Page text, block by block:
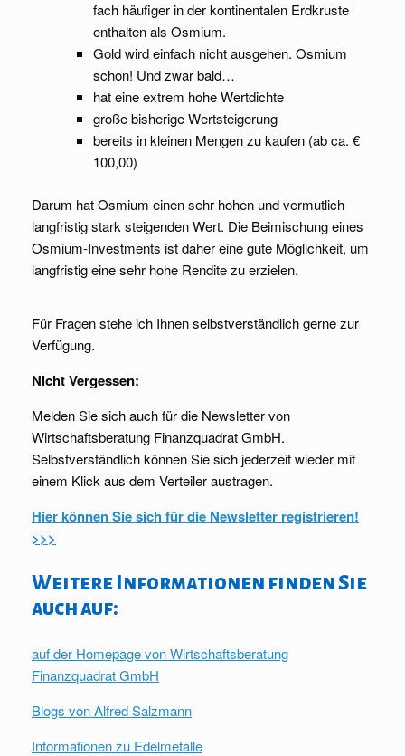
fach häufiger in der kontinentalen Erdkruste
enthalten als Osmium.
Gold wird einfach nicht ausgehen. Osmium
schon! Und zwar bald…
hat eine extrem hohe Wertdichte
große bisherige Wertsteigerung
bereits in kleinen Mengen zu kaufen (ab ca. €
100,00)
Darum hat Osmium einen sehr hohen und vermutlich
langfristig stark steigenden Wert. Die Beimischung eines
Osmium-Investments ist daher eine gute Möglichkeit, um
langfristig eine sehr hohe Rendite zu erzielen.
Für Fragen stehe ich Ihnen selbstverständlich gerne zur
Verfügung.
Nicht Vergessen:
Melden Sie sich auch für die Newsletter von
Wirtschaftsberatung Finanzquadrat GmbH.
Selbstverständlich können Sie sich jederzeit wieder mit
einem Klick aus dem Verteiler austragen.
Hier können Sie sich für die Newsletter registrieren!
>>>
Weitere Informationen finden Sie
auch auf:
auf der Homepage von Wirtschaftsberatung
Finanzquadrat GmbH
Blogs von Alfred Salzmann
Informationen zu Edelmetalle